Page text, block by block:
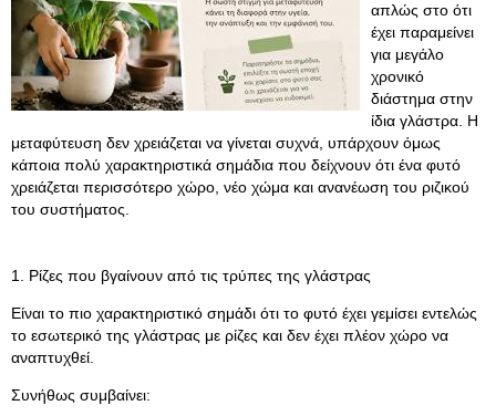
απλώς στο ότι
έχει παραμείνει
για μεγάλο
χρονικό
διάστημα στην
ίδια γλάστρα. Η
μεταφύτευση δεν χρειάζεται να γίνεται συχνά, υπάρχουν όμως
κάποια πολύ χαρακτηριστικά σημάδια που δείχνουν ότι ένα φυτό
χρειάζεται περισσότερο χώρο, νέο χώμα και ανανέωση του ριζικού
του συστήματος.
1. Ρίζες που βγαίνουν από τις τρύπες της γλάστρας
Είναι το πιο χαρακτηριστικό σημάδι ότι το φυτό έχει γεμίσει εντελώς
το εσωτερικό της γλάστρας με ρίζες και δεν έχει πλέον χώρο να
αναπτυχθεί.
Συνήθως συμβαίνει: